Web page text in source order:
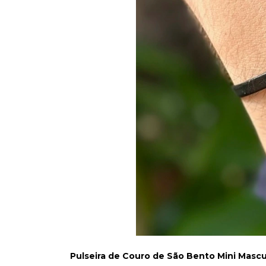
Pulseira de Couro de São Bento Mini